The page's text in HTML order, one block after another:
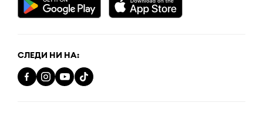
СЛЕДИ НИ НА: